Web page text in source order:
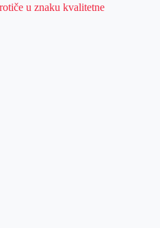
u znaku kvalitetne